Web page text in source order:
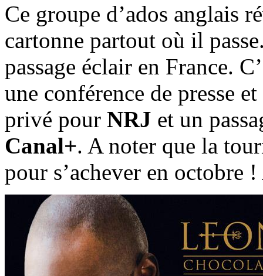
Ce groupe d’ados anglais
cartonne partout où il
passage éclair en France.
une conférence de presse
privé pour NRJ et un
Canal+. A noter que la
pour s’achever en